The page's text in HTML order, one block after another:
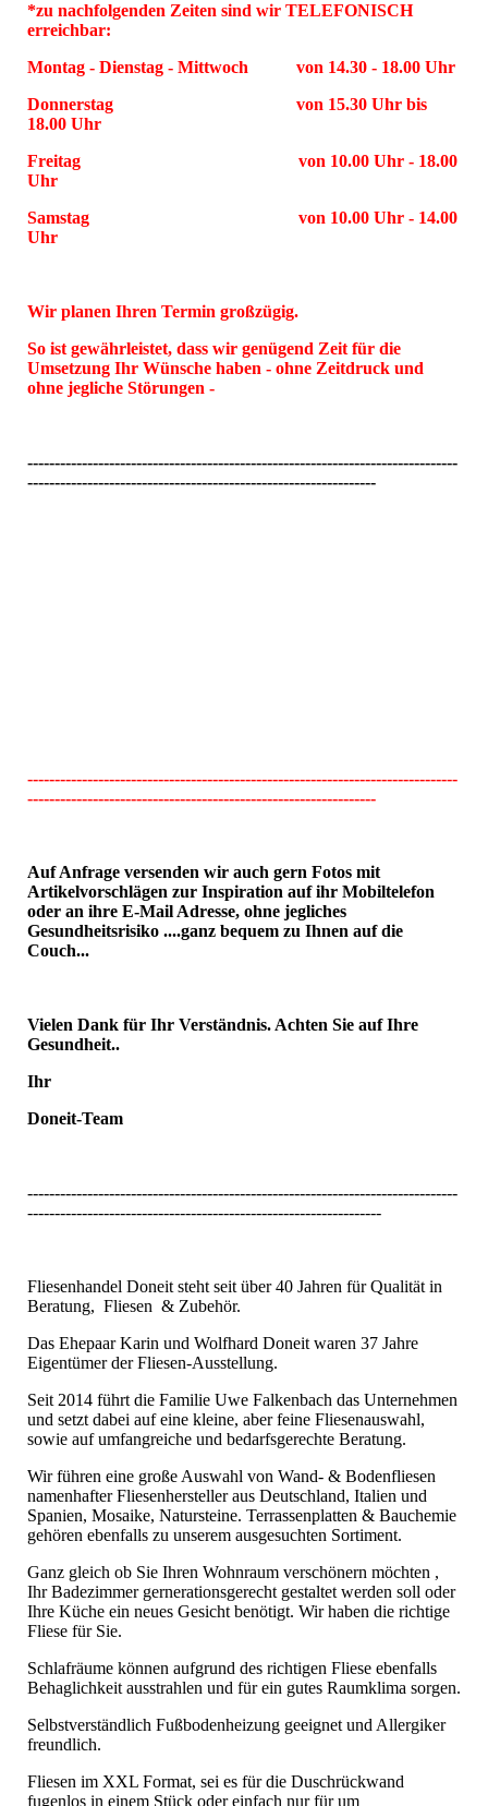
*zu nachfolgenden Zeiten sind wir TELEFONISCH
erreichbar:
Montag - Dienstag - Mittwoch von 14.30 - 18.00 Uhr
Donnerstag von 15.30 Uhr bis
18.00 Uhr
Freitag von 10.00 Uhr - 18.00
Uhr
Samstag von 10.00 Uhr - 14.00
Uhr
Wir planen Ihren Termin großzügig.
So ist gewährleistet, dass wir genügend Zeit für die
Umsetzung Ihr Wünsche haben - ohne Zeitdruck und
ohne jegliche Störungen -
-------------------------------------------------------------------------------
----------------------------------------------------------------
-------------------------------------------------------------------------------
----------------------------------------------------------------
Auf Anfrage versenden wir auch gern Fotos mit
Artikelvorschlägen zur Inspiration auf ihr Mobiltelefon
oder an ihre E-Mail Adresse, ohne jegliches
Gesundheitsrisiko ....ganz bequem zu Ihnen auf die
Couch...
Vielen Dank für Ihr Verständnis. Achten Sie auf Ihre
Gesundheit..
Ihr
Doneit-Team
-------------------------------------------------------------------------------
-----------------------------------------------------------------
Fliesenhandel Doneit steht seit über 40 Jahren für Qualität in
Beratung, Fliesen & Zubehör.
Das Ehepaar Karin und Wolfhard Doneit waren 37 Jahre
Eigentümer der Fliesen-Ausstellung.
Seit 2014 führt die Familie Uwe Falkenbach das Unternehmen
und setzt dabei auf eine kleine, aber feine Fliesenauswahl,
sowie auf umfangreiche und bedarfsgerechte Beratung.
Wir führen eine große Auswahl von Wand- & Bodenfliesen
namenhafter Fliesenhersteller aus Deutschland, Italien und
Spanien, Mosaike, Natursteine. Terrassenplatten & Bauchemie
gehören ebenfalls zu unserem ausgesuchten Sortiment.
Ganz gleich ob Sie Ihren Wohnraum verschönern möchten ,
Ihr Badezimmer gernerationsgerecht gestaltet werden soll oder
Ihre Küche ein neues Gesicht benötigt. Wir haben die richtige
Fliese für Sie.
Schlafräume können aufgrund des richtigen Fliese ebenfalls
Behaglichkeit ausstrahlen und für ein gutes Raumklima sorgen.
Selbstverständlich Fußbodenheizung geeignet und Allergiker
freundlich.
Fliesen im XXL Format, sei es für die Duschrückwand
fugenlos in einem Stück oder einfach nur für um